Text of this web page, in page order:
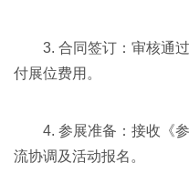
3. 合同签订：审核通
付展位费用。
4. 参展准备：接收《
流协调及活动报名。